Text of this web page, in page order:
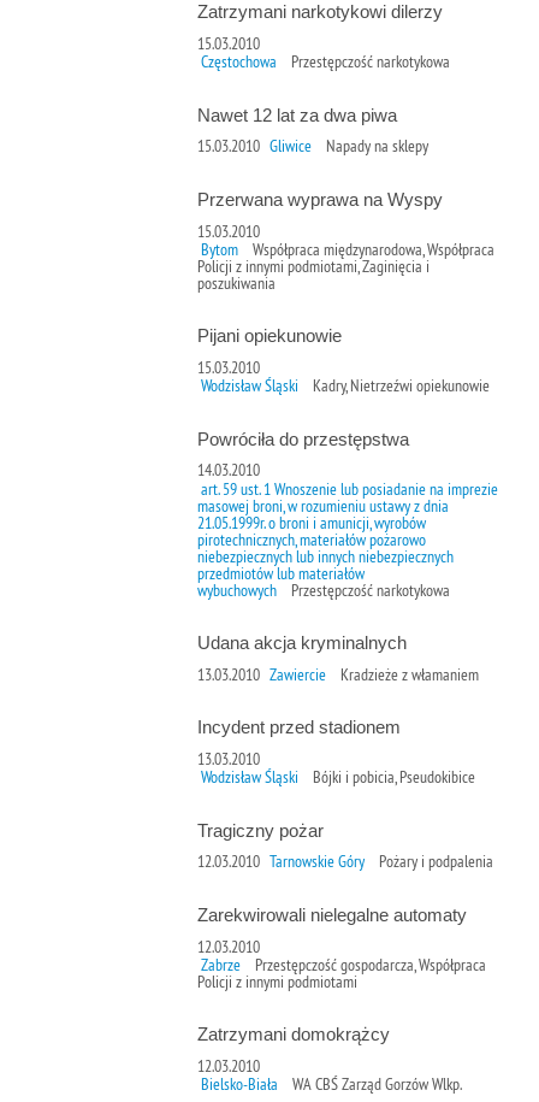
Zatrzymani narkotykowi dilerzy
15.03.2010
Częstochowa Przestępczość narkotykowa
Nawet 12 lat za dwa piwa
15.03.2010 Gliwice Napady na sklepy
Przerwana wyprawa na Wyspy
15.03.2010
Bytom Współpraca międzynarodowa, Współpraca
Policji z innymi podmiotami, Zaginięcia i
poszukiwania
Pijani opiekunowie
15.03.2010
Wodzisław Śląski Kadry, Nietrzeźwi opiekunowie
Powróciła do przestępstwa
14.03.2010
art. 59 ust. 1 Wnoszenie lub posiadanie na imprezie
masowej broni, w rozumieniu ustawy z dnia
21.05.1999r. o broni i amunicji, wyrobów
pirotechnicznych, materiałów pożarowo
niebezpiecznych lub innych niebezpiecznych
przedmiotów lub materiałów
wybuchowych Przestępczość narkotykowa
Udana akcja kryminalnych
13.03.2010 Zawiercie Kradzieże z włamaniem
Incydent przed stadionem
13.03.2010
Wodzisław Śląski Bójki i pobicia, Pseudokibice
Tragiczny pożar
12.03.2010 Tarnowskie Góry Pożary i podpalenia
Zarekwirowali nielegalne automaty
12.03.2010
Zabrze Przestępczość gospodarcza, Współpraca
Policji z innymi podmiotami
Zatrzymani domokrążcy
12.03.2010
Bielsko-Biała WA CBŚ Zarząd Gorzów Wlkp.